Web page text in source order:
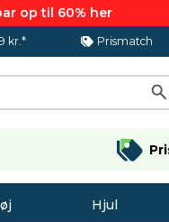
op til 60% her
kr.* Prismatch
Hjul